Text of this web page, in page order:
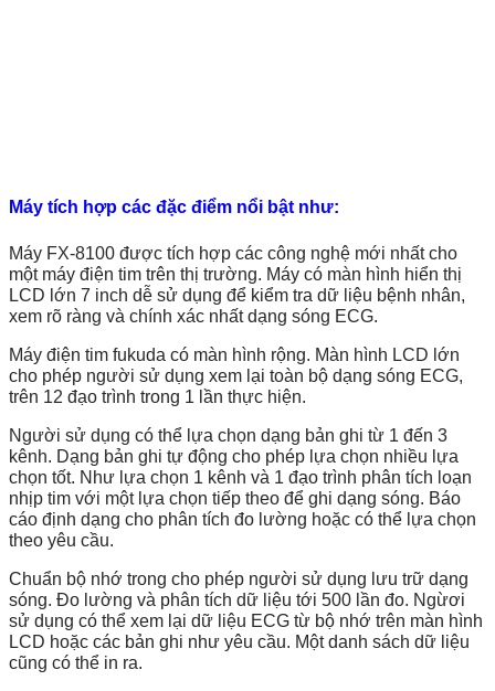
Máy tích hợp các đặc điểm nổi bật như:
Máy FX-8100 được tích hợp các công nghệ mới nhất cho
một máy điện tim trên thị trường. Máy có màn hình hiển thị
LCD lớn 7 inch dễ sử dụng để kiểm tra dữ liệu bệnh nhân,
xem rõ ràng và chính xác nhất dạng sóng ECG.
Máy điện tim fukuda có màn hình rộng. Màn hình LCD lớn
cho phép người sử dụng xem lại toàn bộ dạng sóng ECG,
trên 12 đạo trình trong 1 lần thực hiện.
Người sử dụng có thể lựa chọn dạng bản ghi từ 1 đến 3
kênh. Dạng bản ghi tự động cho phép lựa chọn nhiều lựa
chọn tốt. Như lựa chọn 1 kênh và 1 đạo trình phân tích loạn
nhịp tim với một lựa chọn tiếp theo để ghi dạng sóng. Báo
cáo định dạng cho phân tích đo lường hoặc có thể lựa chọn
theo yêu cầu.
Chuẩn bộ nhớ trong cho phép người sử dụng lưu trữ dạng
sóng. Đo lường và phân tích dữ liệu tới 500 lần đo. Ngừơi
sử dụng có thể xem lại dữ liệu ECG từ bộ nhớ trên màn hình
LCD hoặc các bản ghi như yêu cầu. Một danh sách dữ liệu
cũng có thể in ra.